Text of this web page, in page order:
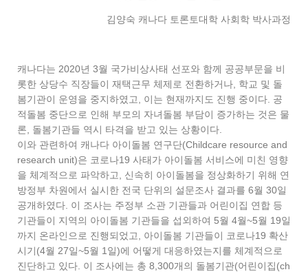
김양숙 캐나다 토론토대학 사회학 박사과정
캐나다는 2020년 3월 국가비상사태 선포와 함께 공공부문을 비
롯한 상당수 직장들이 재택근무 체제로 전환하거나, 학교 및 돌
봄기관이 운영을 중지하였고, 이는 현재까지도 진행 중이다. 공
적돌봄 중단으로 인해 부모의 자녀돌봄 부담이 증가하는 것은 물
론, 돌봄기관들 역시 타격을 받고 있는 상황이다.
이와 관련하여 캐나다 아이돌봄 연구단(Childcare resource and
research unit)은 코로나19 사태가 아이돌봄 서비스에 미친 영향
을 체계적으로 파악하고, 신속히 아이돌봄을 정상화하기 위해 연
방정부 차원에서 실시한 전국 단위의 설문조사 결과를 6월 30일
공개하였다. 이 조사는 주정부 소관 기관들과 어린이집 연합 등
기관들이 지역의 아이돌봄 기관들을 섭외하여 5월 4월~5월 19일
까지 온라인으로 진행되었고, 아이돌봄 기관들이 코로나19 확산
시기(4월 27일~5월 1일)에 어떻게 대응하였는지를 체계적으로
진단하고 있다. 이 조사에는 총 8,300개의 돌봄기관(어린이집(ch